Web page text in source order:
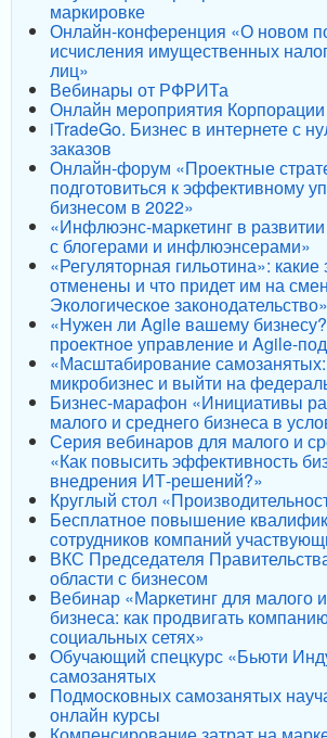
маркировке
Онлайн-конференция «О новом
исчисления имущественных
лиц»
Вебинары от РФРИТа
Онлайн мероприятия
iTradeGo. Бизнес в интернете с
заказов
Онлайн-форум «Проектные
подготовиться к эффективному
бизнесом в 2022»
«Инфлюэнс-маркетинг в
с блогерами и инфлюэнсерами»
«Регуляторная гильотина»:
отменены и что придет им на
Экологическое законодательство»
«Нужен ли Agile вашему
проектное управление и Agile-
«Масштабирование самозанятых:
микробизнес и выйти на
Бизнес-марафон «Инициативы
малого и среднего бизнеса в
Серия вебинаров для малого и
«Как повысить эффективность
внедрения ИТ-решений?»
Круглый стол
Бесплатное повышение
сотрудников компаний
ВКС Председателя
области с бизнесом
Вебинар «Маркетинг для малого
бизнеса: как продвигать
социальных сетях»
Обучающий спецкурс «Бьюти
самозанятых
Подмосковных самозанятых
онлайн курсы